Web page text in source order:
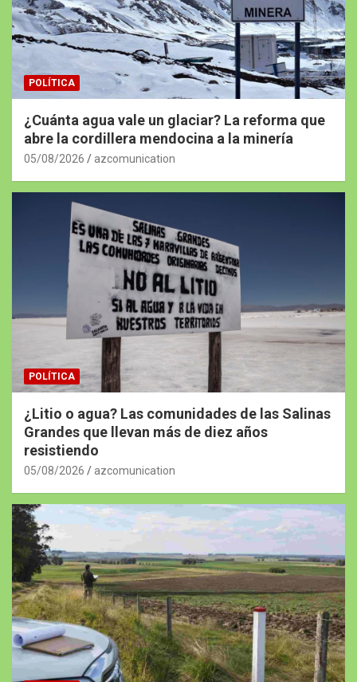
POLÍTICA
¿Cuánta agua vale un glaciar? La reforma que
abre la cordillera mendocina a la minería
05/08/2026 azcomunication
POLÍTICA
¿Litio o agua? Las comunidades de las Salinas
Grandes que llevan más de diez años
resistiendo
05/08/2026 azcomunication